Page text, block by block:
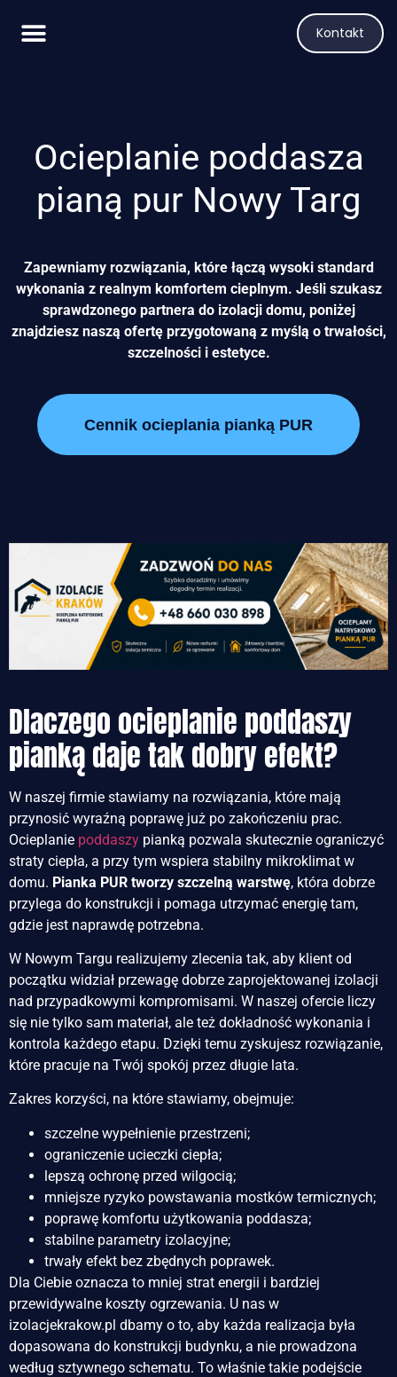
Kontakt
Ocieplanie poddasza
pianą pur Nowy Targ
Zapewniamy rozwiązania, które łączą wysoki standard
wykonania z realnym komfortem cieplnym. Jeśli szukasz
sprawdzonego partnera do izolacji domu, poniżej
znajdziesz naszą ofertę przygotowaną z myślą o trwałości,
szczelności i estetyce.
Cennik ocieplania pianką PUR
Dlaczego ocieplanie poddaszy
pianką daje tak dobry efekt?
W naszej firmie stawiamy na rozwiązania, które mają
przynosić wyraźną poprawę już po zakończeniu prac.
Ocieplanie poddaszy pianką pozwala skutecznie ograniczyć
straty ciepła, a przy tym wspiera stabilny mikroklimat w
domu. Pianka PUR tworzy szczelną warstwę, która dobrze
przylega do konstrukcji i pomaga utrzymać energię tam,
gdzie jest naprawdę potrzebna.
W Nowym Targu realizujemy zlecenia tak, aby klient od
początku widział przewagę dobrze zaprojektowanej izolacji
nad przypadkowymi kompromisami. W naszej ofercie liczy
się nie tylko sam materiał, ale też dokładność wykonania i
kontrola każdego etapu. Dzięki temu zyskujesz rozwiązanie,
które pracuje na Twój spokój przez długie lata.
Zakres korzyści, na które stawiamy, obejmuje:
szczelne wypełnienie przestrzeni;
ograniczenie ucieczki ciepła;
lepszą ochronę przed wilgocią;
mniejsze ryzyko powstawania mostków termicznych;
poprawę komfortu użytkowania poddasza;
stabilne parametry izolacyjne;
trwały efekt bez zbędnych poprawek.
Dla Ciebie oznacza to mniej strat energii i bardziej
przewidywalne koszty ogrzewania. U nas w
izolacjekrakow.pl dbamy o to, aby każda realizacja była
dopasowana do konstrukcji budynku, a nie prowadzona
według sztywnego schematu. To właśnie takie podejście